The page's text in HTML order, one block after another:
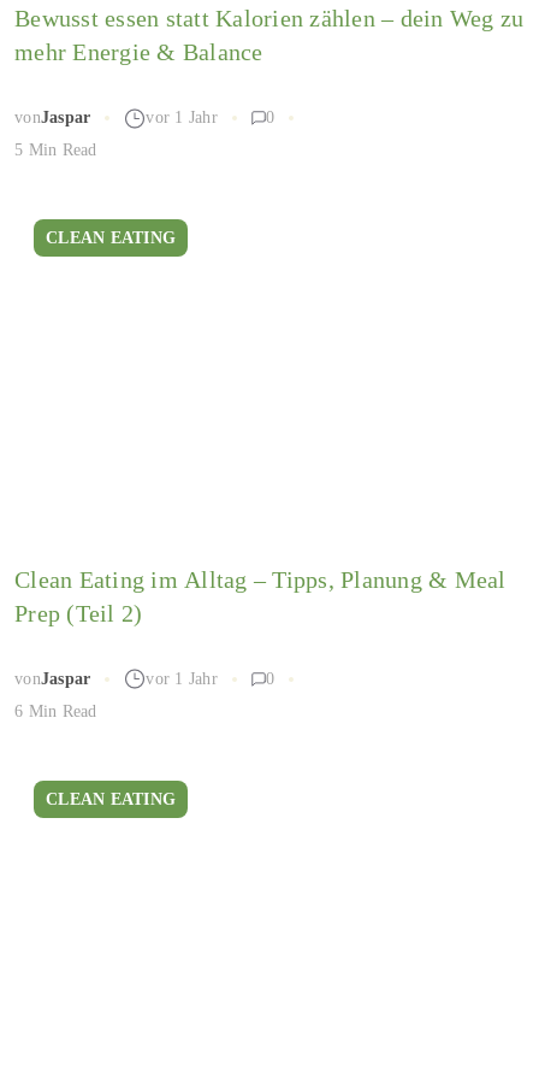
Bewusst essen statt Kalorien zählen – dein Weg zu
mehr Energie & Balance
vonJaspar vor 1 Jahr
0
5 Min Read
CLEAN EATING
Clean Eating im Alltag – Tipps, Planung & Meal
Prep (Teil 2)
vonJaspar vor 1 Jahr
0
6 Min Read
CLEAN EATING